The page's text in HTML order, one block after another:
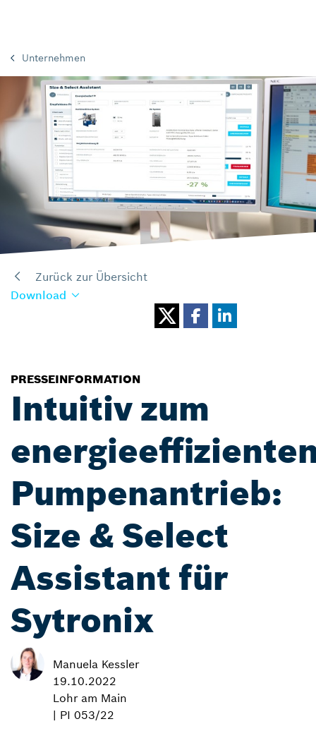
Unternehmen
Zurück zur Übersicht
Download
PRESSEINFORMATION
Intuitiv zum
Pumpenantrieb:
Size & Select
Assistant für
Sytronix
Manuela Kessler
19.10.2022
Lohr am Main
| PI 053/22